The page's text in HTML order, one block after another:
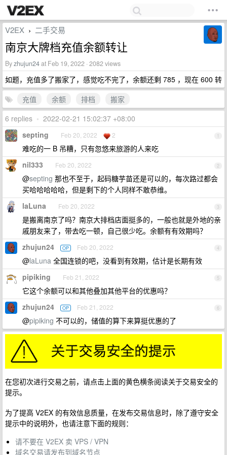
V2EX › 二手交易
南京大牌档充值余额转让
Byzhujun24at Feb 19, 2022 · 2082 views
如题，充值多了搬家了，感觉吃不完了，余额还剩 785 ，现在 600 转
充值
余额 排档
搬家
6 replies • 2022-02-21 15:02:37 +08:00
1
septing Feb 20, 2022 2
难吃的一 B 吊糟，只有忽悠来旅游的人来吃
2
nil333 Feb 20, 2022
@septing 那也不至于，起码糖芋苗还是可以的，每次路过都会
买哈哈哈哈哈，但是剩下的个人同样不敢恭维。
3
laLuna Feb 20, 2022
是搬离南京了吗？南京大排档店面挺多的，一般也就是外地的亲
戚朋友来了，带去吃一顿，自己很少吃。余额有有效期吗？
4
zhujun24 OP Feb 20, 2022
@laLuna 全国连锁的吧，没看到有效期，估计是长期有效
5
pipiking Feb 21, 2022
它这个余额可以和其他叠加其他平台的优惠吗？
6
zhujun24 OP Feb 21, 2022
@pipiking 不可以的，储值的算下来算挺优惠的了
在您初次进行交易之前，请点击上面的黄色横条阅读关于交易安全的
提示。
为了提高 V2EX 的有效信息质量，在发布交易信息时，除了遵守安全
提示中的说明外，也请注意下面的规则：
请不要在 V2EX 卖 VPS / VPN
域名交易请发布到域名节点